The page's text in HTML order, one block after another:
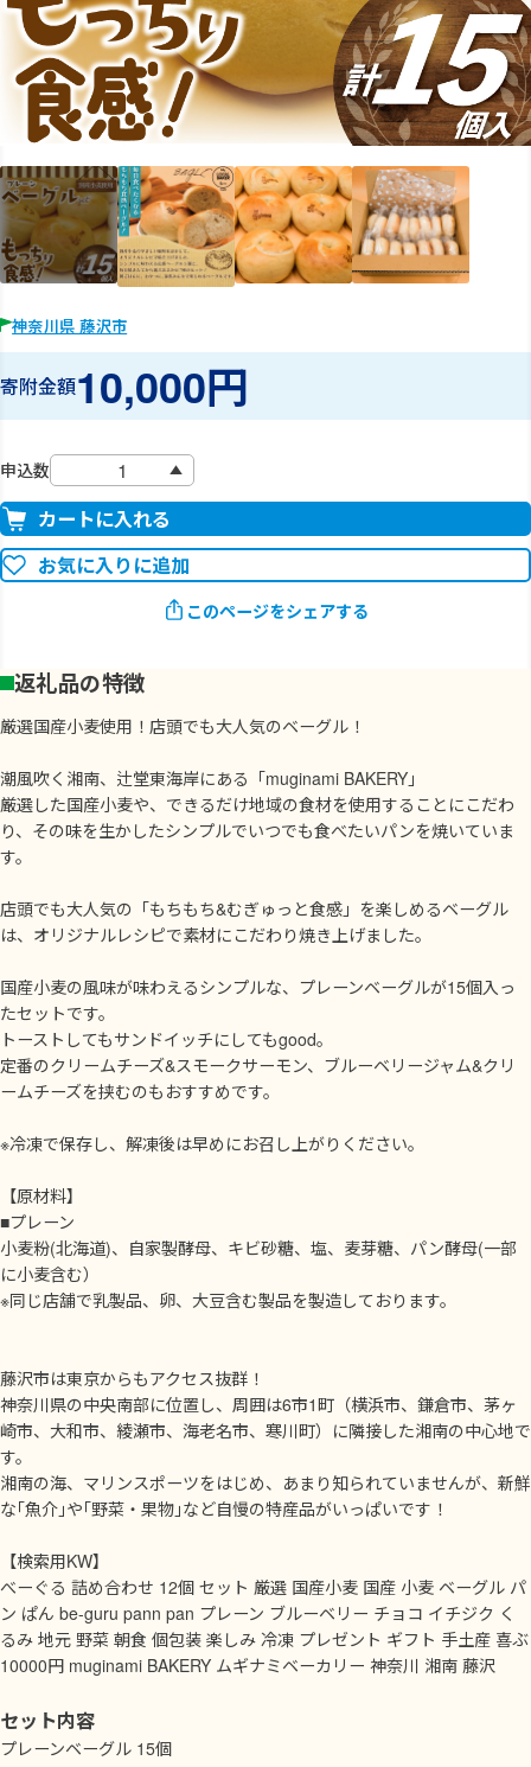
神奈川県 藤沢市
寄附金額10,000円
申込数
カートに入れる
お気に入りに追加
このページをシェアする
返礼品の特徴
厳選国産小麦使用！店頭でも大人気のベーグル！
潮風吹く湘南、辻堂東海岸にある「muginami BAKERY」
厳選した国産小麦や、できるだけ地域の食材を使用することにこだわ
り、その味を生かしたシンプルでいつでも食べたいパンを焼いていま
す。
店頭でも大人気の「もちもち&むぎゅっと食感」を楽しめるベーグル
は、オリジナルレシピで素材にこだわり焼き上げました。
国産小麦の風味が味わえるシンプルな、プレーンベーグルが15個入っ
たセットです。
トーストしてもサンドイッチにしてもgood。
定番のクリームチーズ&スモークサーモン、ブルーベリージャム&クリ
ームチーズを挟むのもおすすめです。
※冷凍で保存し、解凍後は早めにお召し上がりください。
【原材料】
■プレーン
小麦粉(北海道)、自家製酵母、キビ砂糖、塩、麦芽糖、パン酵母(一部
に小麦含む）
※同じ店舗で乳製品、卵、大豆含む製品を製造しております。
藤沢市は東京からもアクセス抜群！
神奈川県の中央南部に位置し、周囲は6市1町（横浜市、鎌倉市、茅ヶ
崎市、大和市、綾瀬市、海老名市、寒川町）に隣接した湘南の中心地で
す。
湘南の海、マリンスポーツをはじめ、あまり知られていませんが、新鮮
な｢魚介｣や｢野菜・果物｣など自慢の特産品がいっぱいです！
【検索用KW】
べーぐる 詰め合わせ 12個 セット 厳選 国産小麦 国産 小麦 ベーグル パ
ン ぱん be-guru pann pan プレーン ブルーベリー チョコ イチジク く
るみ 地元 野菜 朝食 個包装 楽しみ 冷凍 プレゼント ギフト 手土産 喜ぶ
10000円 muginami BAKERY ムギナミベーカリー 神奈川 湘南 藤沢
セット内容
プレーンベーグル 15個